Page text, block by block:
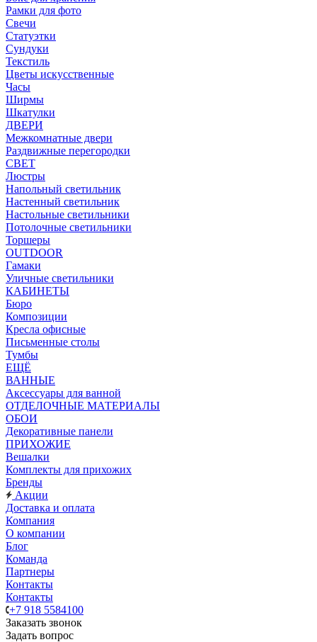
Рамки для фото
Свечи
Статуэтки
Сундуки
Текстиль
Цветы искусственные
Часы
Ширмы
Шкатулки
ДВЕРИ
Межкомнатные двери
Раздвижные перегородки
СВЕТ
Люстры
Напольный светильник
Настенный светильник
Настольные светильники
Потолочные светильники
Торшеры
OUTDOOR
Гамаки
Уличные светильники
КАБИНЕТЫ
Бюро
Композиции
Кресла офисные
Письменные столы
Тумбы
ЕЩЁ
ВАННЫЕ
Аксессуары для ванной
ОТДЕЛОЧНЫЕ МАТЕРИАЛЫ
ОБОИ
Декоративные панели
ПРИХОЖИЕ
Вешалки
Комплекты для прихожих
Бренды
Акции
Доставка и оплата
Компания
О компании
Блог
Команда
Партнеры
Контакты
Контакты
+7 918 5584100
Заказать звонок
Задать вопрос